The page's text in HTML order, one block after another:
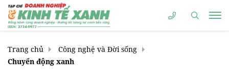
Trang chủ
Công nghệ và Đời sống
Chuyển động xanh